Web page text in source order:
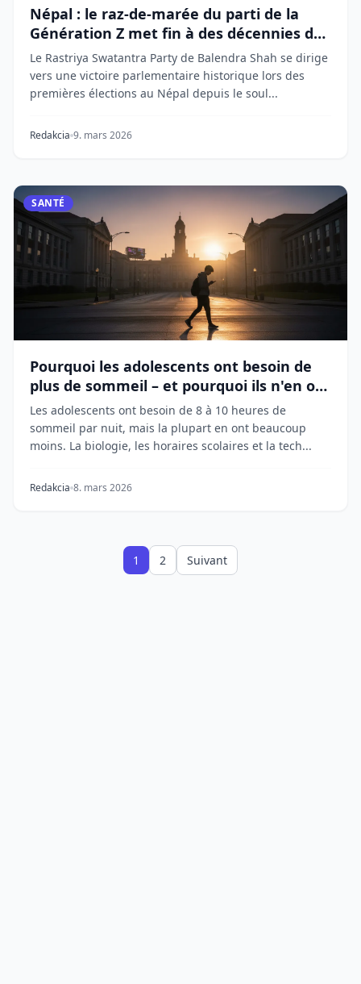
Népal : le raz-de-marée du parti de la
Génération Z met fin à des décennies de
règne de l'élite
Le Rastriya Swatantra Party de Balendra Shah se dirige
vers une victoire parlementaire historique lors des
premières élections au Népal depuis le soul...
Redakcia 9. mars 2026
SANTÉ
Pourquoi les adolescents ont besoin de
plus de sommeil – et pourquoi ils n'en ont
pas
Les adolescents ont besoin de 8 à 10 heures de
sommeil par nuit, mais la plupart en ont beaucoup
moins. La biologie, les horaires scolaires et la tech...
Redakcia 8. mars 2026
1 2 Suivant